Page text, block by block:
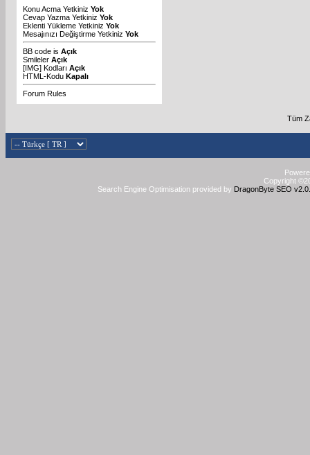
Konu Acma Yetkiniz Yok
Cevap Yazma Yetkiniz Yok
Eklenti Yükleme Yetkiniz Yok
Mesajınızı Değiştirme Yetkiniz Yok
BB code is Açık
Smileler Açık
[IMG] Kodları Açık
HTML-Kodu Kapalı
Forum Rules
Tüm
Copyright
Search Engine Optimisation provided by DragonByte SEO